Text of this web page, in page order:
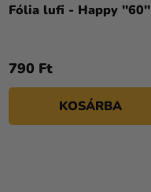
Fólia lufi - Happy ''60''
790 Ft
KOSÁRBA